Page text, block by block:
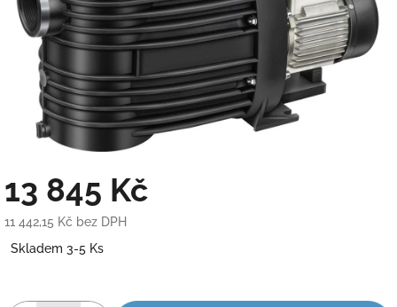
13 845 Kč
11 442,15 Kč bez DPH
cena:
Skladem 3-5 Ks